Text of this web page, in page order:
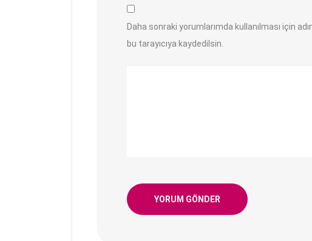
Daha sonraki yorumlarımda kullanılması için
bu tarayıcıya kaydedilsin.